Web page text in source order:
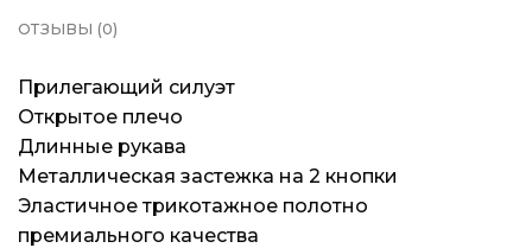
ОТЗЫВЫ (0)
Прилегающий силуэт
Открытое плечо
Длинные рукава
Металлическая застежка на 2 кнопки
Эластичное трикотажное полотно
премиального качества